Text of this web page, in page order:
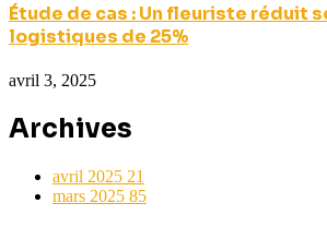
Étude de cas : Un fleuriste réduit
logistiques de 25%
avril 3, 2025
Archives
avril 2025 21
mars 2025 85